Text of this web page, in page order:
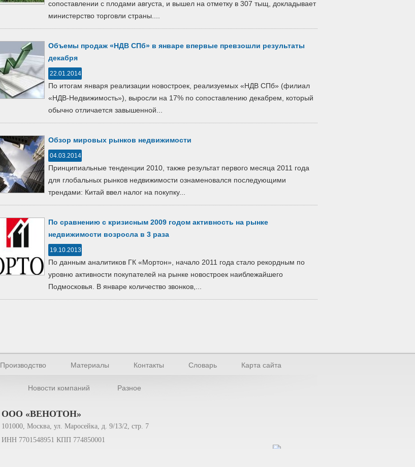
сопоставлении с плодами августа, и вышел на отметку в 307 тыщ, докладывает
министерство торговли страны....
Объемы продаж «НДВ СПб» в январе впервые превзошли результаты
декабря
22.01.2014
По итогам января реализации новостроек, реализуемых «НДВ СПб» (филиал
«НДВ-Недвижимость»), выросли на 17% по сопоставлению декабрем, который
обычно отличается завышенной...
Обзор мировых рынков недвижимости
04.03.2014
Принципиальные тенденции 2010, также результат первого месяца 2011 года
для глобальных рынков недвижимости ознаменовался последующими
трендами: Китай ввел налог на покупку...
По сравнению с кризисным 2009 годом активность на рынке
недвижимости возросла в 3 раза
19.10.2013
По данным аналитиков ГК «Мортон», начало 2011 года стало рекордным по
уровню активности покупателей на рынке новостроек наиблежайшего
Подмосковья. В январе количество звонков,...
Производство Материалы Контакты Словарь Карта сайта
Новости компаний Разное
ООО «ВЕНОТОН»
101000, Москва, ул. Маросейка, д. 9/13/2, стр. 7
ИНН 7701548951 КПП 774850001